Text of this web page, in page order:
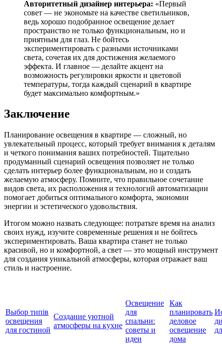
Авторитетный дизайнер интерьера: «Первый
совет — не экономьте на качестве светильников,
ведь хорошо подобранное освещение делает
пространство не только функциональным, но и
приятным для глаз. Не бойтесь
экспериментировать с разными источниками
света, сочетая их для достижения желаемого
эффекта. И главное — делайте акцент на
возможность регулировки яркости и цветовой
температуры, тогда каждый сценарий в квартире
будет максимально комфортным.»
Заключение
Планирование освещения в квартире — сложный, но
увлекательный процесс, который требует внимания к деталям
и четкого понимания ваших потребностей. Тщательно
продуманный сценарий освещения позволяет не только
сделать интерьер более функциональным, но и создать
желаемую атмосферу. Помните, что правильное сочетание
видов света, их расположения и технологий автоматизации
помогает добиться оптимального комфорта, экономии
энергии и эстетического удовольствия.
Итогом можно назвать следующее: потратьте время на анализ
своих нужд, изучите современные решения и не бойтесь
экспериментировать. Ваша квартира станет не только
красивой, но и комфортной, а свет — это мощный инструмент
для создания уникальной атмосферы, которая отражает ваш
стиль и настроение.
Выбор типів
освещения
для гостиной
Создание уютной
атмосферы на кухне
Освещение
для
спальни:
советы и
идеи
Как
планировать
деловое
освещение
дома